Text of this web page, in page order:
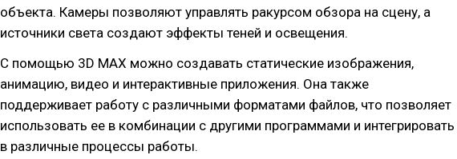
объекта. Камеры позволяют управлять ракурсом обзора на сцену, а
источники света создают эффекты теней и освещения.
С помощью 3D MAX можно создавать статические изображения,
анимацию, видео и интерактивные приложения. Она также
поддерживает работу с различными форматами файлов, что позволяет
использовать ее в комбинации с другими программами и интегрировать
в различные процессы работы.